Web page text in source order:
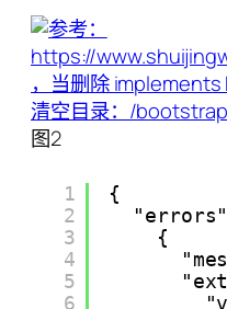
图2
1
2
3
4
5
6
{
{